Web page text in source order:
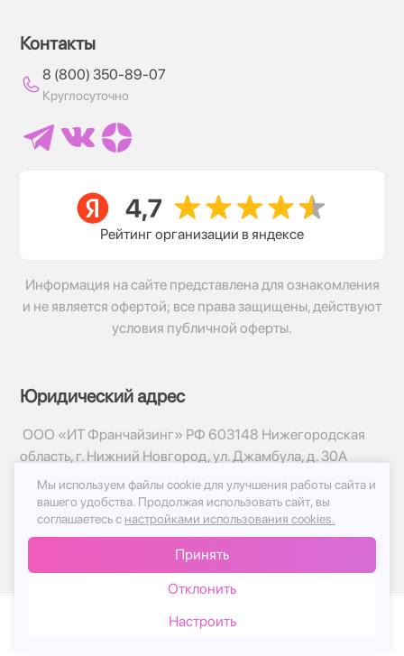
Контакты
8 (800) 350-89-07
Круглосуточно
Рейтинг организации в яндексе
Информация на сайте представлена для ознакомления
и не является офертой; все права защищены, действуют
условия публичной оферты.
Юридический адрес
ООО «ИТ Франчайзинг» РФ 603148 Нижегородская
область, г. Нижний Новгород, ул. Джамбула, д. 30А
© 2017-2026г, База Цветов 24.ру
Политика конфиденциальности
Публичная оферта
Мы используем файлы cookie для улучшения работы сайта и
вашего удобства. Продолжая использовать сайт, вы
соглашаетесь с настройками использования cookies.
Принять
Отклонить
Настроить